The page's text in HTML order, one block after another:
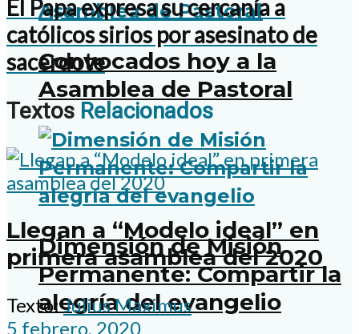
Convocados hoy a la
Asamblea de Pastoral
Dimensión de Misión
Permanente: Compartir la
alegría del evangelio
El Papa expresa su cercanía a
católicos sirios por asesinato de
sacerdote
Textos Relacionados
Llegan a “Modelo ideal” en
primera asamblea del 2020
Texto: Julius Maximus
5 febrero, 2020